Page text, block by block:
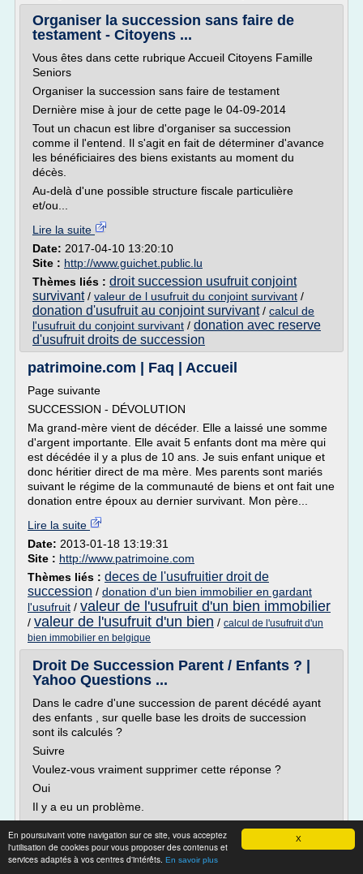
X
En poursuivant votre navigation sur ce site, vous acceptez
l'utilisation de cookies pour vous proposer des contenus et
services adaptés à vos centres d'intérêts. En savoir plus
Organiser la succession sans faire de
testament - Citoyens ...
Vous êtes dans cette rubrique Accueil Citoyens Famille
Seniors
Organiser la succession sans faire de testament
Dernière mise à jour de cette page le 04-09-2014
Tout un chacun est libre d'organiser sa succession
comme il l'entend. Il s'agit en fait de déterminer d'avance
les bénéficiaires des biens existants au moment du
décès.
Au-delà d'une possible structure fiscale particulière
et/ou...
Lire la suite
Date: 2017-04-10 13:20:10
Site : http://www.guichet.public.lu
Thèmes liés : droit succession usufruit conjoint
survivant/ valeur de l usufruit du conjoint survivant /
donation d'usufruit au conjoint survivant/ calcul de
l'usufruit du conjoint survivant / donation avec reserve
d'usufruit droits de succession
patrimoine.com | Faq | Accueil
Page suivante
SUCCESSION - DÉVOLUTION
Ma grand-mère vient de décéder. Elle a laissé une somme
d'argent importante. Elle avait 5 enfants dont ma mère qui
est décédée il y a plus de 10 ans. Je suis enfant unique et
donc héritier direct de ma mère. Mes parents sont mariés
suivant le régime de la communauté de biens et ont fait une
donation entre époux au dernier survivant. Mon père...
Lire la suite
Date: 2013-01-18 13:19:31
Site : http://www.patrimoine.com
Thèmes liés : deces de l'usufruitier droit de
succession / donation d'un bien immobilier en gardant
l'usufruit / valeur de l'usufruit d'un bien immobilier
/ valeur de l'usufruit d'un bien / calcul de l'usufruit d'un
bien immobilier en belgique
Droit De Succession Parent / Enfants ? |
Yahoo Questions ...
Dans le cadre d'une succession de parent décédé ayant
des enfants , sur quelle base les droits de succession
sont ils calculés ?
Suivre
Voulez-vous vraiment supprimer cette réponse ?
Oui
Il y a eu un problème.
Le plus récent Le plus ancien
Meilleure réponse: Ils sont calculés sur la part de chacun,